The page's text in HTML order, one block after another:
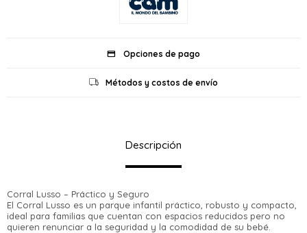
Opciones de pago
Métodos y costos de envío
Descripción
Corral Lusso – Práctico y Seguro
El Corral Lusso es un parque infantil práctico, robusto y compacto,
ideal para familias que cuentan con espacios reducidos pero no
quieren renunciar a la seguridad y la comodidad de su bebé.